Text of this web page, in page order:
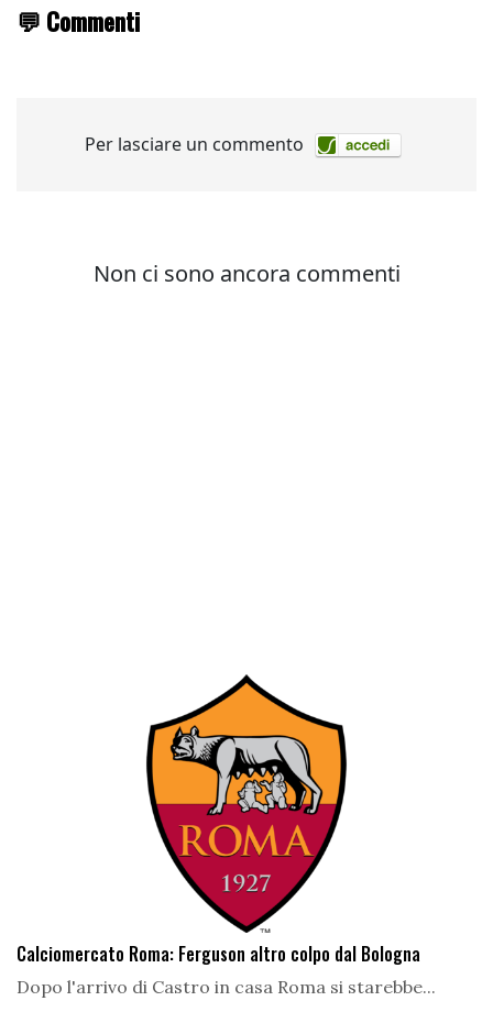
💬 Commenti
Calciomercato Roma: Ferguson altro colpo dal Bologna
Dopo l'arrivo di Castro in casa Roma si starebbe...